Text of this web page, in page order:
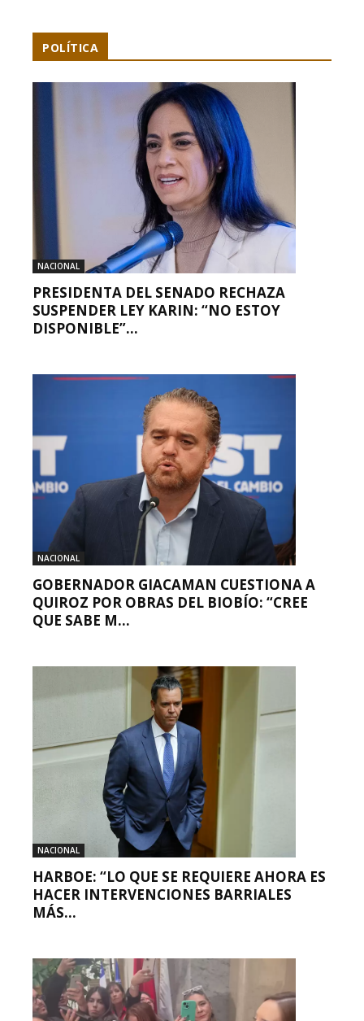
POLÍTICA
NACIONAL
PRESIDENTA DEL SENADO RECHAZA
SUSPENDER LEY KARIN: “NO ESTOY
DISPONIBLE”...
NACIONAL
GOBERNADOR GIACAMAN CUESTIONA A
QUIROZ POR OBRAS DEL BIOBÍO: “CREE
QUE SABE M...
NACIONAL
HARBOE: “LO QUE SE REQUIERE AHORA ES
HACER INTERVENCIONES BARRIALES
MÁS...